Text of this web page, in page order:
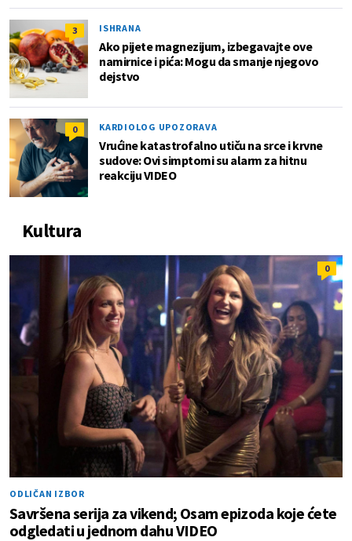
3 ISHRANA
Ako pijete magnezijum, izbegavajte ove
namirnice i pića: Mogu da smanje njegovo
dejstvo
0 KARDIOLOG UPOZORAVA
Vrućine katastrofalno utiču na srce i krvne
sudove: Ovi simptomi su alarm za hitnu
reakciju VIDEO
Kultura
0
ODLIČAN IZBOR
Savršena serija za vikend; Osam epizoda koje ćete
odgledati u jednom dahu VIDEO